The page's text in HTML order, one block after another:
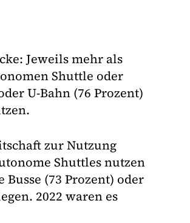
Jeweils mehr als
Shuttle oder
U-Bahn (76 Prozent)
zur Nutzung
Shuttles nutzen
(73 Prozent) oder
2022 waren es